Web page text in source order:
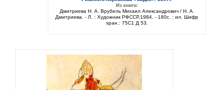
Из книги:
Дмитриева Н. А. Врубель Михаил Александрович / Н. А.
Дмитриева. - Л. : Художник РФССР,1984. - 180с. : ил. Шифр
хран.: 75C1 Д 53.